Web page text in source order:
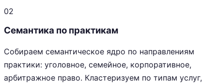
02
Семантика по практикам
Собираем семантическое ядро по направлениям
практики: уголовное, семейное, корпоративное,
арбитражное право. Кластеризуем по типам услуг,